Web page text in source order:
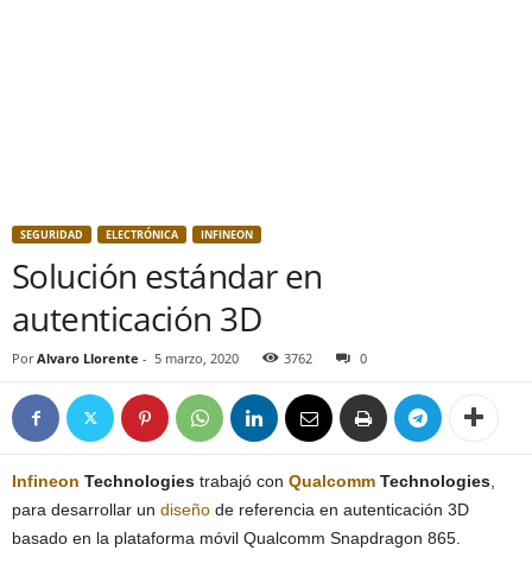
SEGURIDAD ELECTRÓNICA INFINEON
Solución estándar en
autenticación 3D
Por Alvaro Llorente - 5 marzo, 2020 3762 0
Infineon Technologies trabajó con Qualcomm Technologies
para desarrollar un diseño de referencia en autenticación 3D
basado en la plataforma móvil Qualcomm Snapdragon 865.